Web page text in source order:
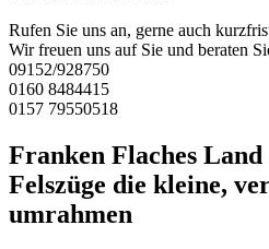
Rufen Sie uns an, gerne auch
Wir freuen uns auf Sie und beraten
09152/928750
0160 8484415
0157 79550518
Franken Flaches
Felszüge die kleine,
umrahmen